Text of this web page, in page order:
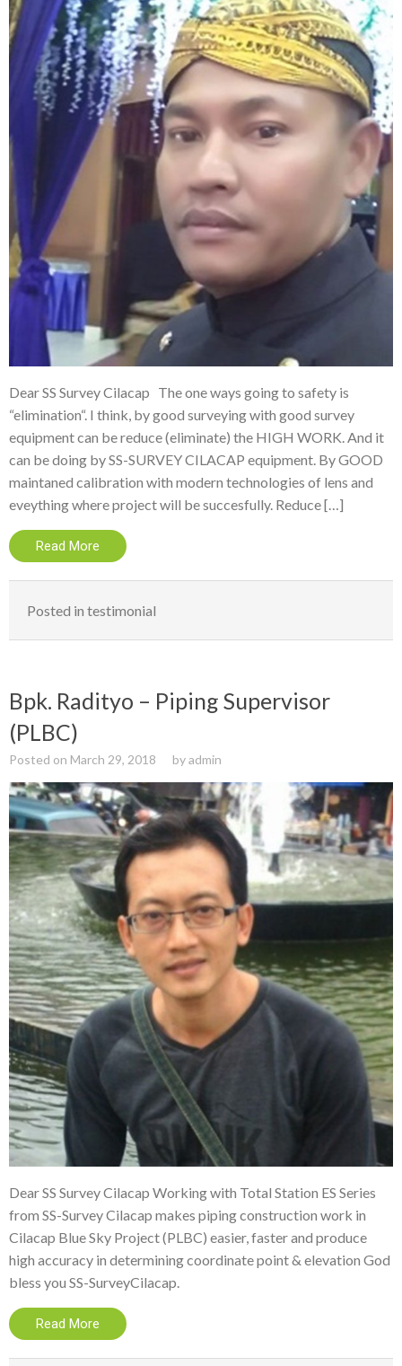
Dear SS Survey Cilacap The one ways going to safety is
“elimination“. I think, by good surveying with good survey
equipment can be reduce (eliminate) the HIGH WORK. And it
can be doing by SS-SURVEY CILACAP equipment. By GOOD
maintaned calibration with modern technologies of lens and
eveything where project will be succesfully. Reduce […]
Read More
Posted in testimonial
Bpk. Radityo – Piping Supervisor
(PLBC)
Posted on March 29, 2018 byadmin
Dear SS Survey Cilacap Working with Total Station ES Series
from SS-Survey Cilacap makes piping construction work in
Cilacap Blue Sky Project (PLBC) easier, faster and produce
high accuracy in determining coordinate point & elevation God
bless you SS-SurveyCilacap.
Read More